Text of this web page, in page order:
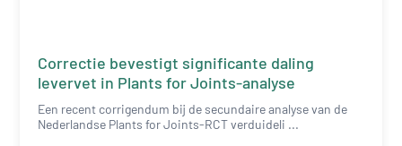
Correctie bevestigt significante daling
levervet in Plants for Joints-analyse
Een recent corrigendum bij de secundaire analyse van de
Nederlandse Plants for Joints-RCT verduideli ...